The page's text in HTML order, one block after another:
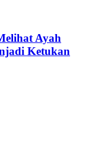
Ayah
Ketukan